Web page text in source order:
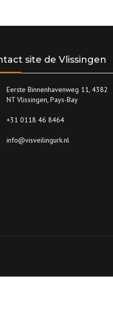
site de Vlissingen
Eerste Binnenhavenweg 11, 4382
NT Vlissingen, Pays-Bay
+31 0118 46 8464
info@visveilingurk.nl